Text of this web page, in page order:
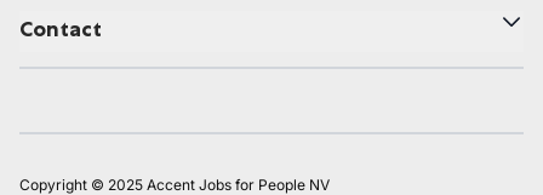
Contact
Copyright © 2025 Accent Jobs for People NV